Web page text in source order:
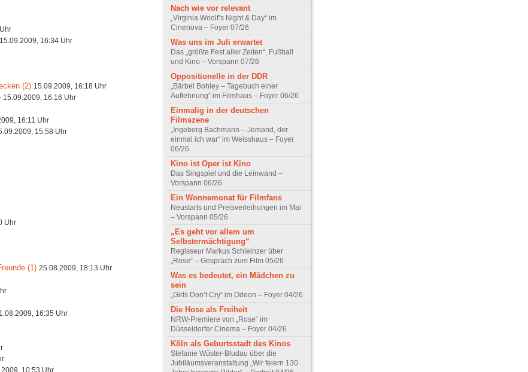
15.09.2009, 16:34 Uhr
(2) 15.09.2009, 16:18 Uhr
15.09.2009, 16:16 Uhr
16:11 Uhr
15:58 Uhr
Uhr
(1) 25.08.2009, 18:13 Uhr
16:35 Uhr
10:53 Uhr
Nach wie vor relevant
„Virginia Woolf’s Night & Day“ im
Cinenova – Foyer 07/26
Was uns im Juli erwartet
Das „größte Fest aller Zeiten“, Fußball
und Kino – Vorspann 07/26
Oppositionelle in der DDR
„Bärbel Bohley – Tagebuch einer
Auflehnung“ im Filmhaus – Foyer 06/26
Einmalig in der deutschen
Filmszene
„Ingeborg Bachmann – Jemand, der
einmal ich war“ im Weisshaus – Foyer
06/26
Kino ist Oper ist Kino
Das Singspiel und die Leinwand –
Vorspann 06/26
Ein Wonnemonat für Filmfans
Neustarts und Preisverleihungen im Mai
– Vorspann 05/26
„Es geht vor allem um
Selbstermächtigung“
Regisseur Markus Schleinzer über
„Rose“ – Gespräch zum Film 05/26
Was es bedeutet, ein Mädchen zu
sein
„Girls Don’t Cry“ im Odeon – Foyer 04/26
Die Hose als Freiheit
NRW-Premiere von „Rose“ im
Düsseldorfer Cinema – Foyer 04/26
Köln als Geburtsstadt des Kinos
Stefanie Wüster-Bludau über die
Jubiläumsveranstaltung „Wir feiern 130